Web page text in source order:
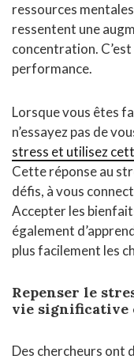
ressources
ressentent une
concentration.
performance.
Lorsque vous êtes
n’essayez pas de
stress et utilisez
Cette réponse au
défis, à vous
Accepter les
également
plus facilement les
Repenser le
vie significative
Des chercheurs ont